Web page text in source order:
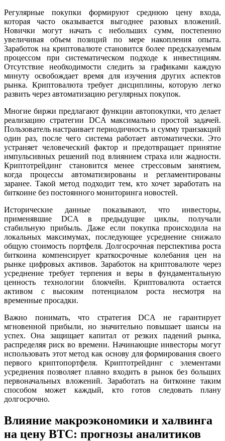
Регулярные покупки формируют среднюю цену входа,
которая часто оказывается выгоднее разовых вложений.
Новички могут начать с небольших сумм, постепенно
увеличивая объем позиций по мере накопления опыта.
Заработок на криптовалюте становится более предсказуемым
процессом при систематическом подходе к инвестициям.
Отсутствие необходимости следить за графиками каждую
минуту освобождает время для изучения других аспектов
рынка. Криптовалюта требует дисциплины, которую легко
развить через автоматизацию регулярных покупок.
Многие биржи предлагают функции автопокупки, что делает
реализацию стратегии DCA максимально простой задачей.
Пользователь настраивает периодичность и сумму транзакций
один раз, после чего система работает автоматически. Это
устраняет человеческий фактор и предотвращает принятие
импульсивных решений под влиянием страха или жадности.
Криптотрейдинг становится менее стрессовым занятием,
когда процессы автоматизированы и регламентированы
заранее. Такой метод подходит тем, кто хочет заработать на
биткоине без постоянного мониторинга новостей.
Исторические данные показывают, что инвесторы,
применявшие DCA в предыдущие циклы, получали
стабильную прибыль. Даже если покупка происходила на
локальных максимумах, последующее усреднение снижало
общую стоимость портфеля. Долгосрочная перспектива роста
биткоина компенсирует краткосрочные колебания цен на
рынке цифровых активов. Заработок на криптовалюте через
усреднение требует терпения и веры в фундаментальную
ценность технологии блокчейн. Криптовалюта остается
активом с высоким потенциалом роста несмотря на
временные просадки.
Важно понимать, что стратегия DCA не гарантирует
мгновенной прибыли, но значительно повышает шансы на
успех. Она защищает капитал от резких падений рынка,
распределяя риск во времени. Начинающие инвесторы могут
использовать этот метод как основу для формирования своего
первого криптопортфеля. Криптотрейдинг с элементами
усреднения позволяет плавно входить в рынок без больших
первоначальных вложений. Заработать на биткоине таким
способом может каждый, кто готов следовать плану
долгосрочно.
Влияние макроэкономики и халвинга
на цену BTC: прогнозы аналитиков